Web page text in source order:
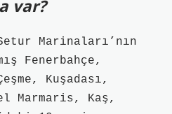
var?
Setur Marinaları’nın
Fenerbahçe,
Kuşadası,
Marmaris, Kaş,